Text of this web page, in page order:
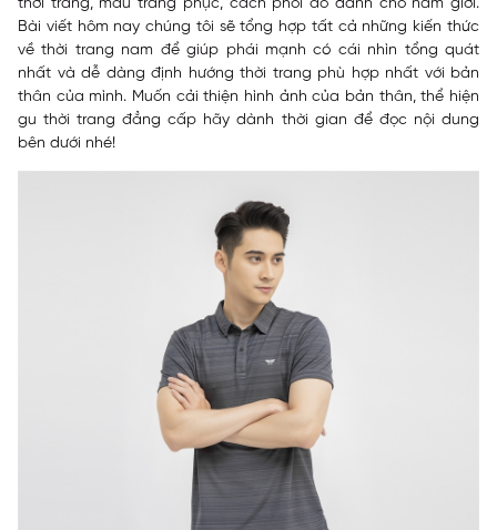
thời trang, mẫu trang phục, cách phối đồ dành cho nam giới.
Bài viết hôm nay chúng tôi sẽ tổng hợp tất cả những kiến thức
về thời trang nam để giúp phái mạnh có cái nhìn tổng quát
nhất và dễ dàng định hướng thời trang phù hợp nhất với bản
thân của mình. Muốn cải thiện hình ảnh của bản thân, thể hiện
gu thời trang đẳng cấp hãy dành thời gian để đọc nội dung
bên dưới nhé!